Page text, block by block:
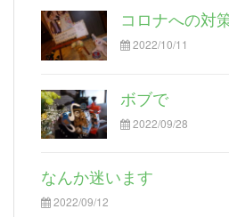
コロナへの対
2022/10/11
ボブで
2022/09/28
なんか迷います
2022/09/12